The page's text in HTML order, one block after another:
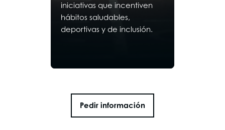
iniciativas que incentiven
hábitos saludables,
deportivas y de inclusión.
Pedir información